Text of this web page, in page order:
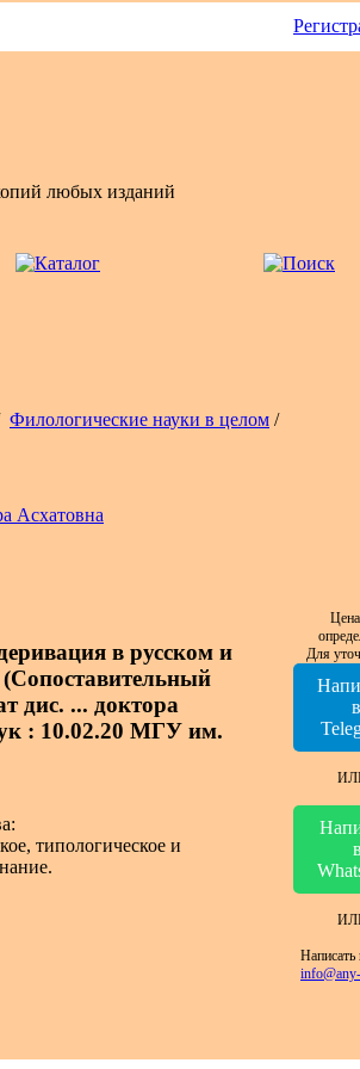
любых изданий
Филологические науки в целом /
Асхатовна
в русском и
дис. ... доктора
: 10.02.20 МГУ им.
типологическое и
Для
в
в
Написать